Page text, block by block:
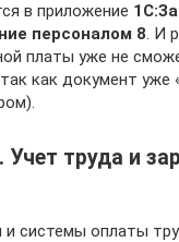
в приложение
персоналом 8. И
платы уже не
как документ уже
труда и
системы оплаты